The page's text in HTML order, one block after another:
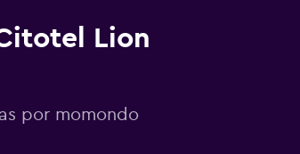
Lion
por momondo